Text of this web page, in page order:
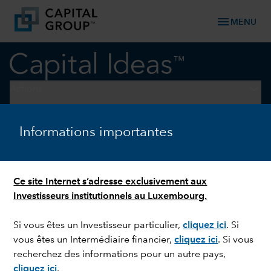
Informations importantes
Ce site Internet s’adresse exclusivement aux
Investisseurs institutionnels au Luxembourg.
Si vous êtes un Investisseur particulier,cliquez ici. Si
vous êtes un Intermédiaire financier,cliquez ici. Si vous
recherchez des informations pour un autre pays,
cliquez ici.
menu MENU
INTELLIGENCE ARTIFICIELLE
Webinaire : scénarios
optimistes et pessimistes
pour l’IA